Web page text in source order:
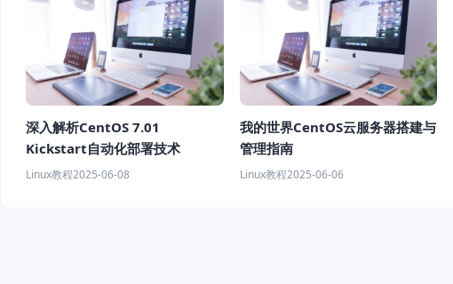
深入解析CentOS 7.01
Kickstart自动化部署技术
Linux教程2025-06-08
我的世界CentOS云服务器搭建与
管理指南
Linux教程2025-06-06